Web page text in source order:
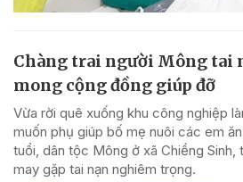
Chàng trai người Mông tai
mong cộng đồng giúp đỡ
Vừa rời quê xuống khu công nghiệp
muốn phụ giúp bố mẹ nuôi các em
tuổi, dân tộc Mông ở xã Chiềng Sinh,
may gặp tai nạn nghiêm trọng.